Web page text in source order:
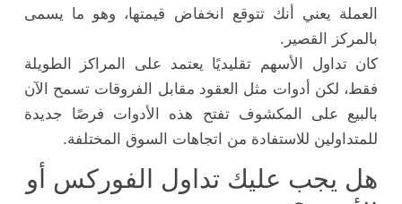
العملة يعني أنك تتوقع انخفاض قيمتها، وهو ما يسمى
بالمركز القصير.
كان تداول الأسهم تقليديًا يعتمد على المراكز الطويلة
فقط، لكن أدوات مثل العقود مقابل الفروقات تسمح الآن
بالبيع على المكشوف تفتح هذه الأدوات فرصًا جديدة
للمتداولين للاستفادة من اتجاهات السوق المختلفة.
هل يجب عليك تداول الفوركس أو